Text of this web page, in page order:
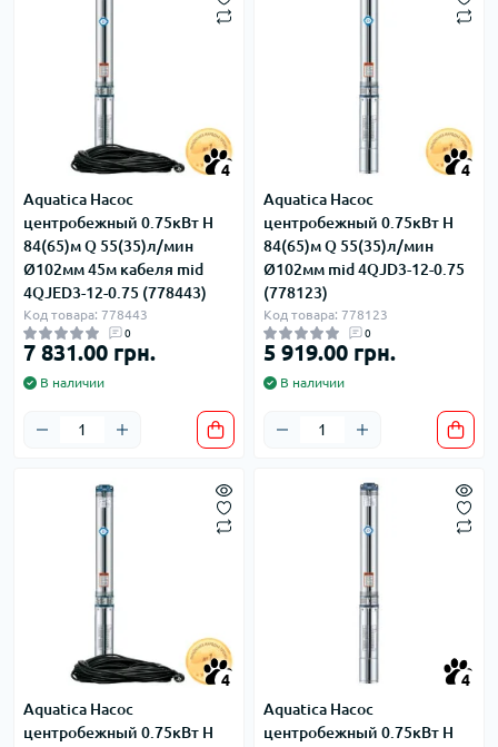
4
Aquatica Насос
центробежный 0.75кВт H
84(65)м Q 55(35)л/мин
Ø102мм 45м кабеля mid
4QJED3-12-0.75 (778443)
Код товара: 778443
0
7 831.00 грн.
В наличии
4
Aquatica Насос
центробежный 0.75кВт H
84(65)м Q 55(35)л/мин
Ø102мм mid 4QJD3-12-0.75
(778123)
Код товара: 778123
0
5 919.00 грн.
В наличии
4
Aquatica Насос
центробежный 0.75кВт H
4
Aquatica Насос
центробежный 0.75кВт H